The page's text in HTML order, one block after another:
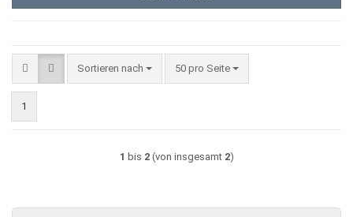
Sortieren nach
Sortieren nach 50 pro Seite
pro Seite
1
1 bis 2(von insgesamt 2)